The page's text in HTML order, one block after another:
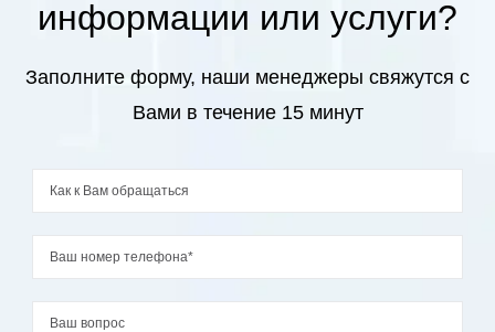
информации или услуги?
Заполните форму, наши менеджеры свяжутся с
Вами в течение 15 минут